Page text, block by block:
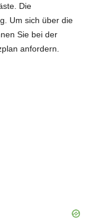
Die
Um sich über die
Sie bei der
anfordern.